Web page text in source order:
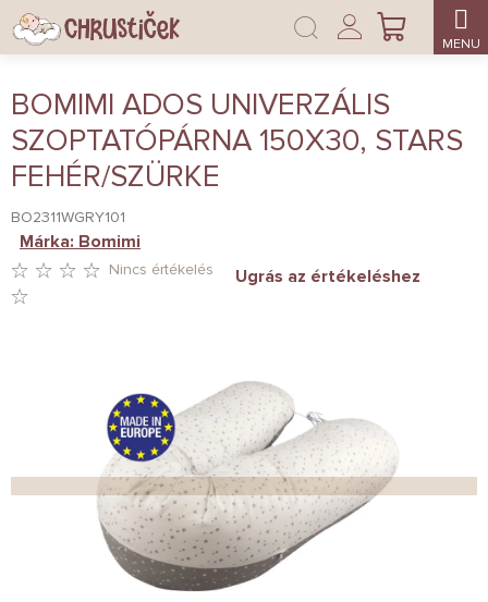
Ugrás
fő
KOSÁR
Bejelentkezés
BOMIMI ADOS UNIVERZÁLIS
SZOPTATÓPÁRNA 150X30, STARS
FEHÉR/SZÜRKE
BO2311WGRY101
CSILLAG.
Nincs értékelés Ugrás az értékeléshez
Márka: Bomimi